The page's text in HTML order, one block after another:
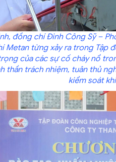
đồng chí Đinh Công Sỹ –
Metan từng xảy ra trong Tập
của các sự cố cháy nổ
thần trách nhiệm, tuân thủ
kiểm soát